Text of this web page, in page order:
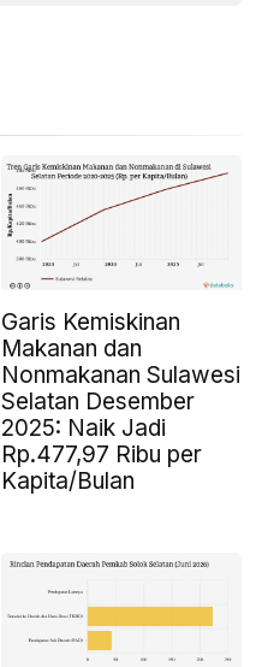
Garis Kemiskinan
Makanan dan
Nonmakanan Sulawesi
Selatan Desember
2025: Naik Jadi
Rp.477,97 Ribu per
Kapita/Bulan